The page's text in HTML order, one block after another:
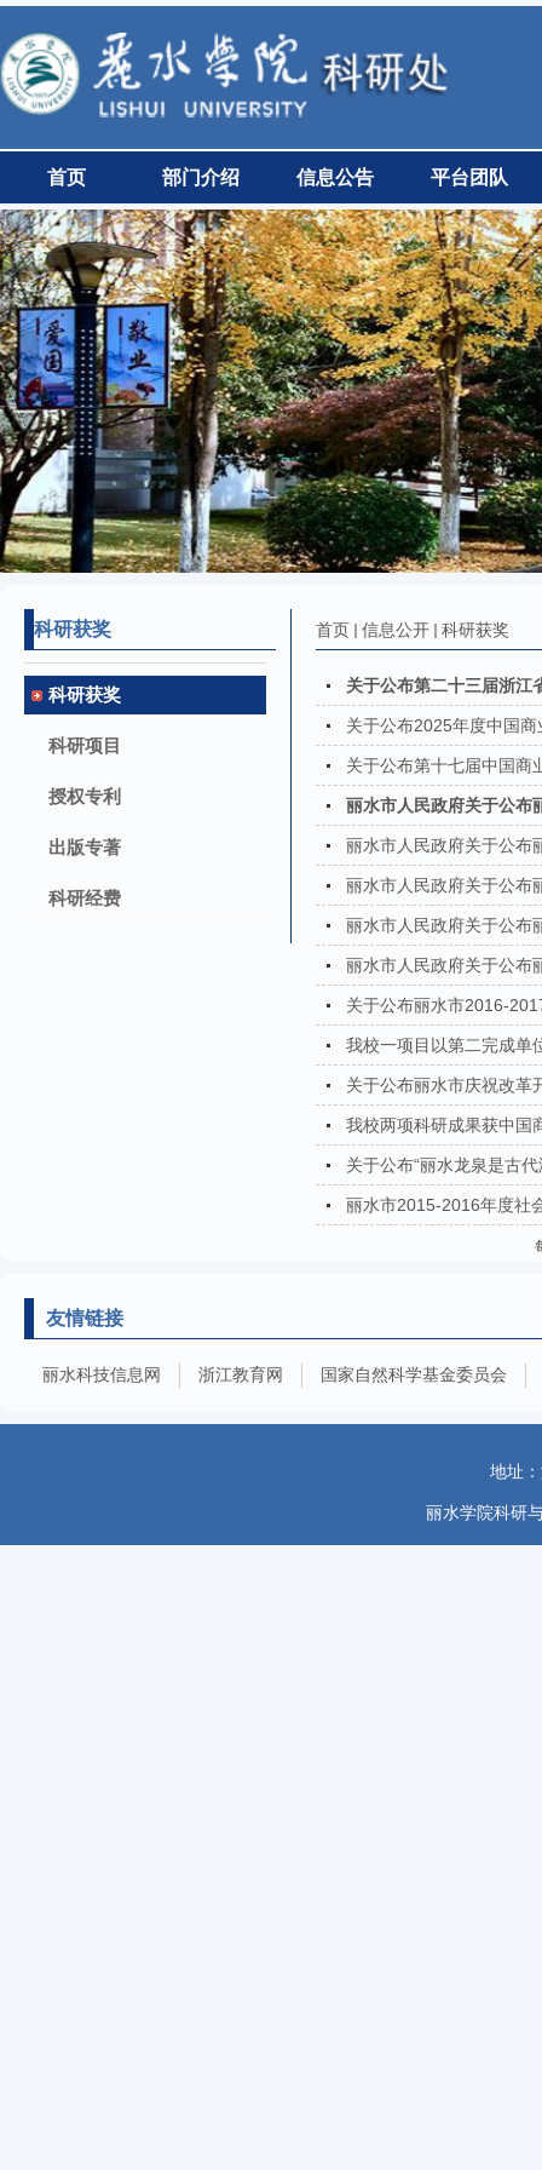
首页 部门介绍 信息公告 平台团队
科研获奖
科研获奖
科研项目
授权专利
出版专著
科研经费
首页 信息公开 科研获奖
关于公布第二十三届浙江
关于公布2025年度中国
关于公布第十七届中国商
丽水市人民政府关于公布
丽水市人民政府关于公布
丽水市人民政府关于公布
丽水市人民政府关于公布
丽水市人民政府关于公布
关于公布丽水市2016-
我校一项目以第二完成单
关于公布丽水市庆祝改革
我校两项科研成果获中国
关于公布“丽水龙泉是古
丽水市2015-2016年度社
友情链接
丽水科技信息网 浙江教育网 国家自然科学基金委员会
地址
丽水学院科研